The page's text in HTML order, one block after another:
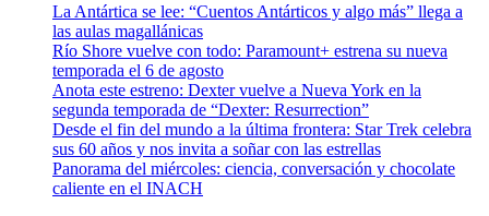
La Antártica se lee: “Cuentos Antárticos y algo más” llega a
las aulas magallánicas
Río Shore vuelve con todo: Paramount+ estrena su nueva
temporada el 6 de agosto
Anota este estreno: Dexter vuelve a Nueva York en la
segunda temporada de “Dexter: Resurrection”
Desde el fin del mundo a la última frontera: Star Trek celebra
sus 60 años y nos invita a soñar con las estrellas
Panorama del miércoles: ciencia, conversación y chocolate
caliente en el INACH